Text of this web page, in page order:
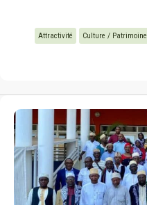
Attractivité Culture / Patrimoine